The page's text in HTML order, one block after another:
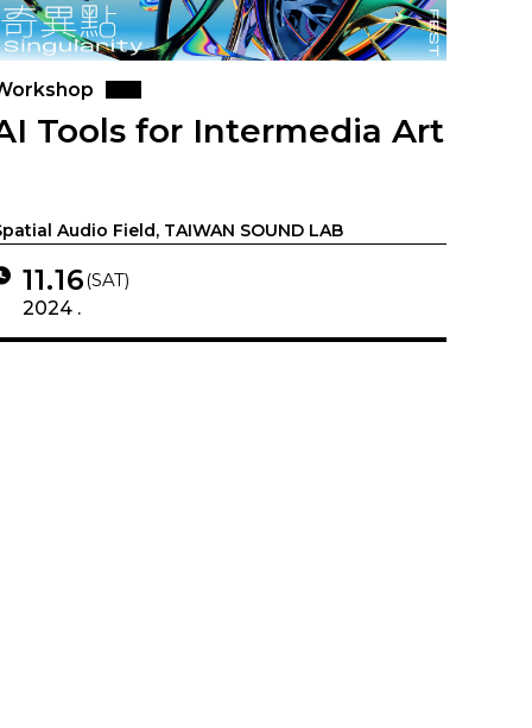
Tools for Intermedia Art
Audio Field, TAIWAN SOUND LAB
11.16(SAT)
2024 .